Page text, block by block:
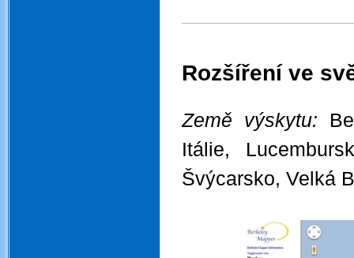
Rozšíření ve
Země výskytu:
Itálie,
Švýcarsko, Velká